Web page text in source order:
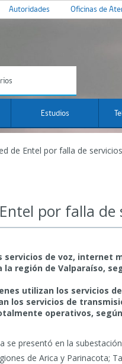
Autoridades Oficinas de
Estudios
de Entel por falla de
por falla
servicios de voz,
región de Valparaíso,
utilizan los servicios
los servicios de
operativos,
presentó en la
de Arica y Parinacota;